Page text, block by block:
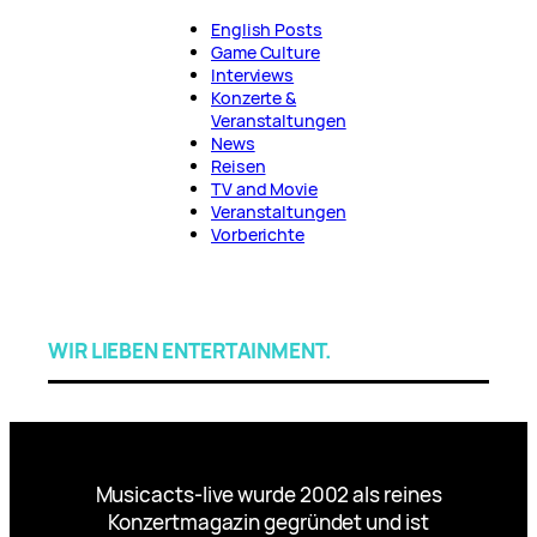
English Posts
Game Culture
Interviews
Konzerte &
Veranstaltungen
News
Reisen
TV and Movie
Veranstaltungen
Vorberichte
WIR LIEBEN ENTERTAINMENT.
Musicacts-live wurde 2002 als reines
Konzertmagazin gegründet und ist